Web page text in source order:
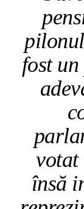
fost
votat
însă